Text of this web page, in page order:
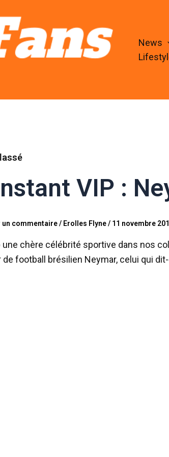
News
VIP :
un commentaire/ Erolles Flyne/ 11 novembre
une chère célébrité sportive dans nos
de football brésilien Neymar, celui qui